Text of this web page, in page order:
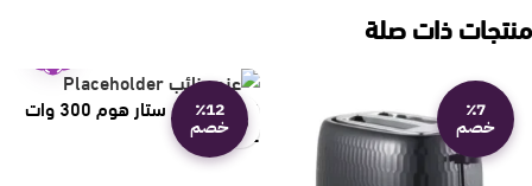
منتجات ذات صلة
٪7
خصم
٪12
خصم
قطاعة خضار ستار هوم 300 وات
ST-72